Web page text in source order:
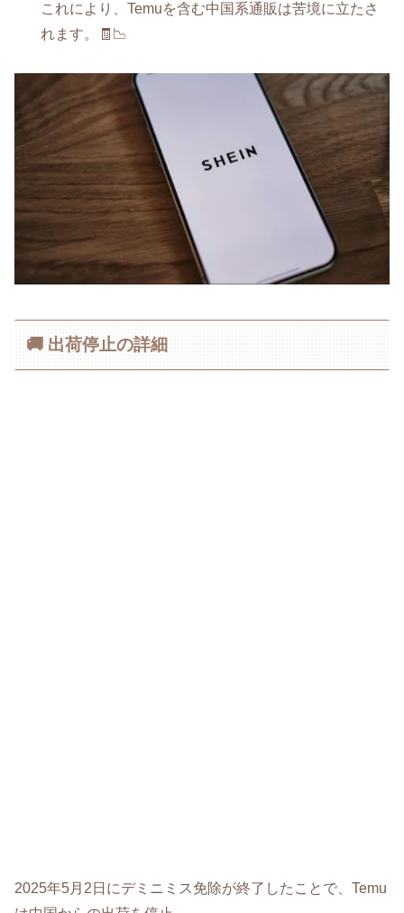
これにより、Temuを含む中国系通販は苦境に立たさ
れます。🧾📉
🚚 出荷停止の詳細
2025年5月2日にデミニミス免除が終了したことで、Temu